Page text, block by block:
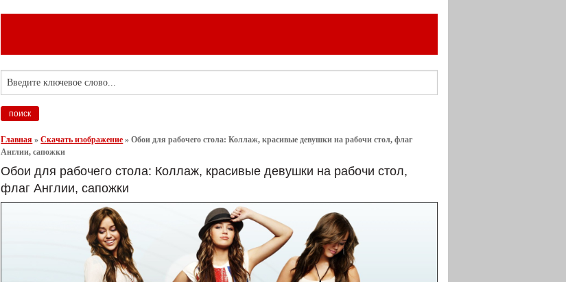
Главная »Скачать изображение »Обои для рабочего стола: Коллаж, красивые девушки на рабочи стол, флаг
Англии, сапожки
Обои для рабочего стола: Коллаж, красивые девушки на рабочи стол,
флаг Англии, сапожки